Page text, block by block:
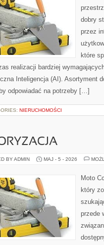
dobry
przez
które
realizacji bardziej
Inteligencja (AI). Asortyment
odpowiadać na potrzeby […]
NIERUCHOMOŚCI
BY ADMIN MAJ - 5 - 2026
Moto
który
przede